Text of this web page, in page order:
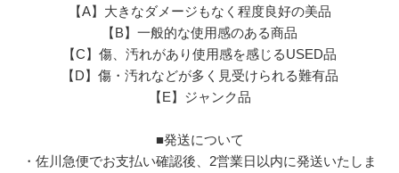
【A】大きなダメージもなく程度良好の美品
【B】一般的な使用感のある商品
【C】傷、汚れがあり使用感を感じるUSED品
【D】傷・汚れなどが多く見受けられる難有品
【E】ジャンク品
■発送について
・佐川急便でお支払い確認後、2営業日以内に発送いたしま